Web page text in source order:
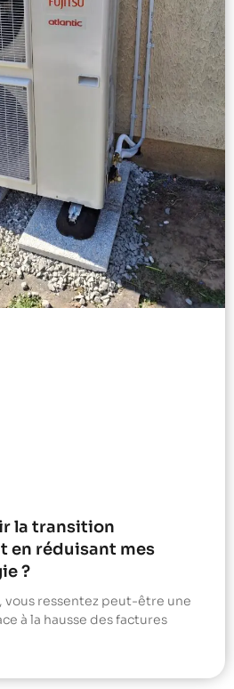
la transition
en réduisant mes
?
vous ressentez peut-être une
à la hausse des factures